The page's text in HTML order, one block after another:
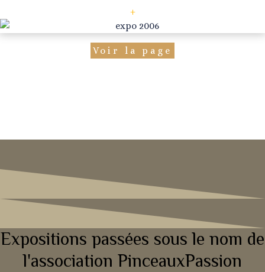
+
Voir la page
Expositions passées sous le nom de
l'association PinceauxPassion